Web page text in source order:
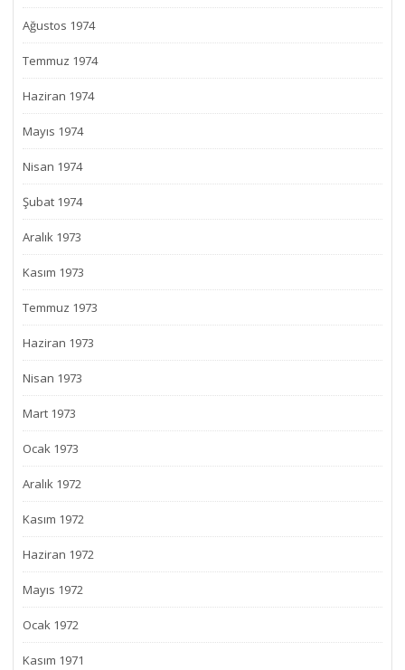
Ağustos 1974
Temmuz 1974
Haziran 1974
Mayıs 1974
Nisan 1974
Şubat 1974
Aralık 1973
Kasım 1973
Temmuz 1973
Haziran 1973
Nisan 1973
Mart 1973
Ocak 1973
Aralık 1972
Kasım 1972
Haziran 1972
Mayıs 1972
Ocak 1972
Kasım 1971